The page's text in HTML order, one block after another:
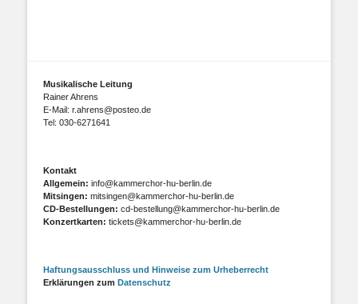
Musikalische Leitung
Rainer Ahrens
E-Mail: r.ahrens@posteo.de
Tel: 030-6271641
Kontakt
Allgemein: info@kammerchor-hu-berlin.de
Mitsingen: mitsingen@kammerchor-hu-berlin.de
CD-Bestellungen: cd-bestellung@kammerchor-hu-berlin.de
Konzertkarten: tickets@kammerchor-hu-berlin.de
Haftungsausschluss und Hinweise zum Urheberrecht
Erklärungen zum Datenschutz